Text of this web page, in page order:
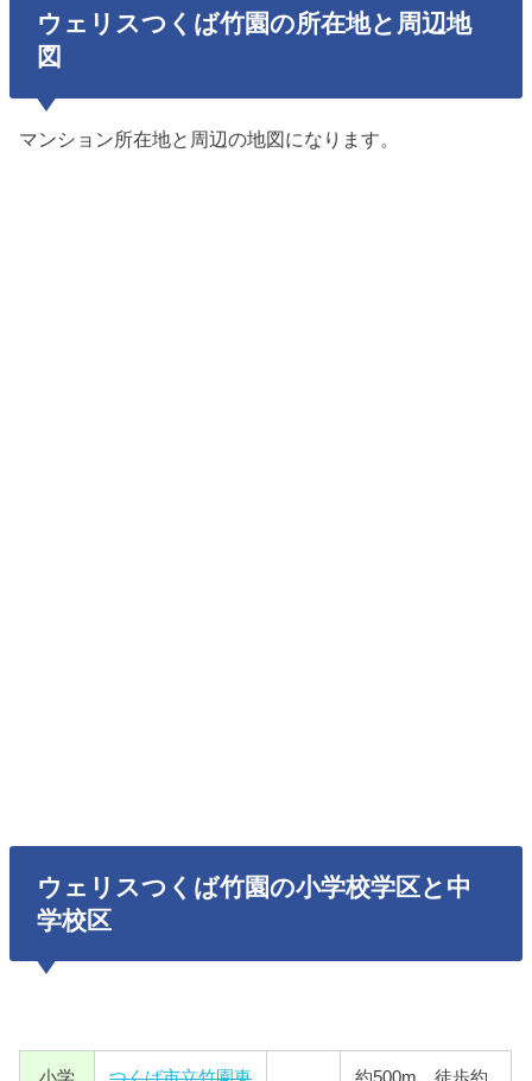
ウェリスつくば竹園の所在地と周辺地
図
マンション所在地と周辺の地図になります。
ウェリスつくば竹園の小学校学区と中
学校区